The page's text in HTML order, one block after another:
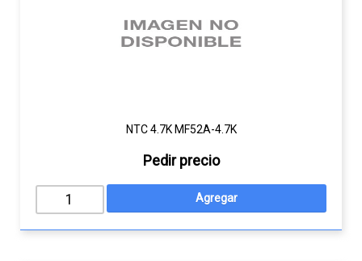
NTC 4.7K MF52A-4.7K
Pedir precio